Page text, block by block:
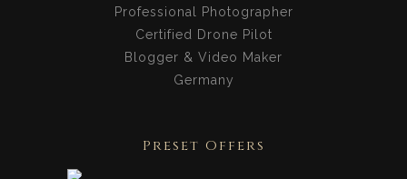
Professional Photographer
Certified Drone Pilot
Blogger & Video Maker
Germany
Preset Offers